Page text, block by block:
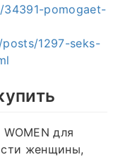
pomogaet-
1297-seks-
для
женщины,